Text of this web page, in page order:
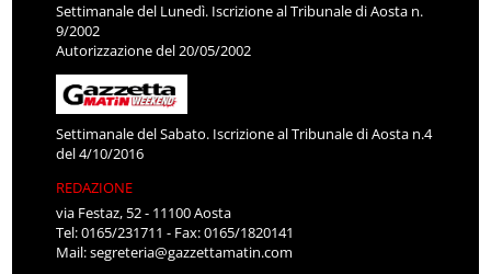
Settimanale del Lunedì. Iscrizione al Tribunale di Aosta n.
9/2002
Autorizzazione del 20/05/2002
Settimanale del Sabato. Iscrizione al Tribunale di Aosta n.4
del 4/10/2016
REDAZIONE
via Festaz, 52 - 11100 Aosta
Tel: 0165/231711 - Fax: 0165/1820141
Mail:segreteria@gazzettamatin.com